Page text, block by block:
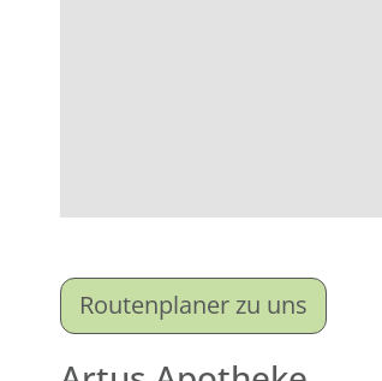
Routenplaner zu uns